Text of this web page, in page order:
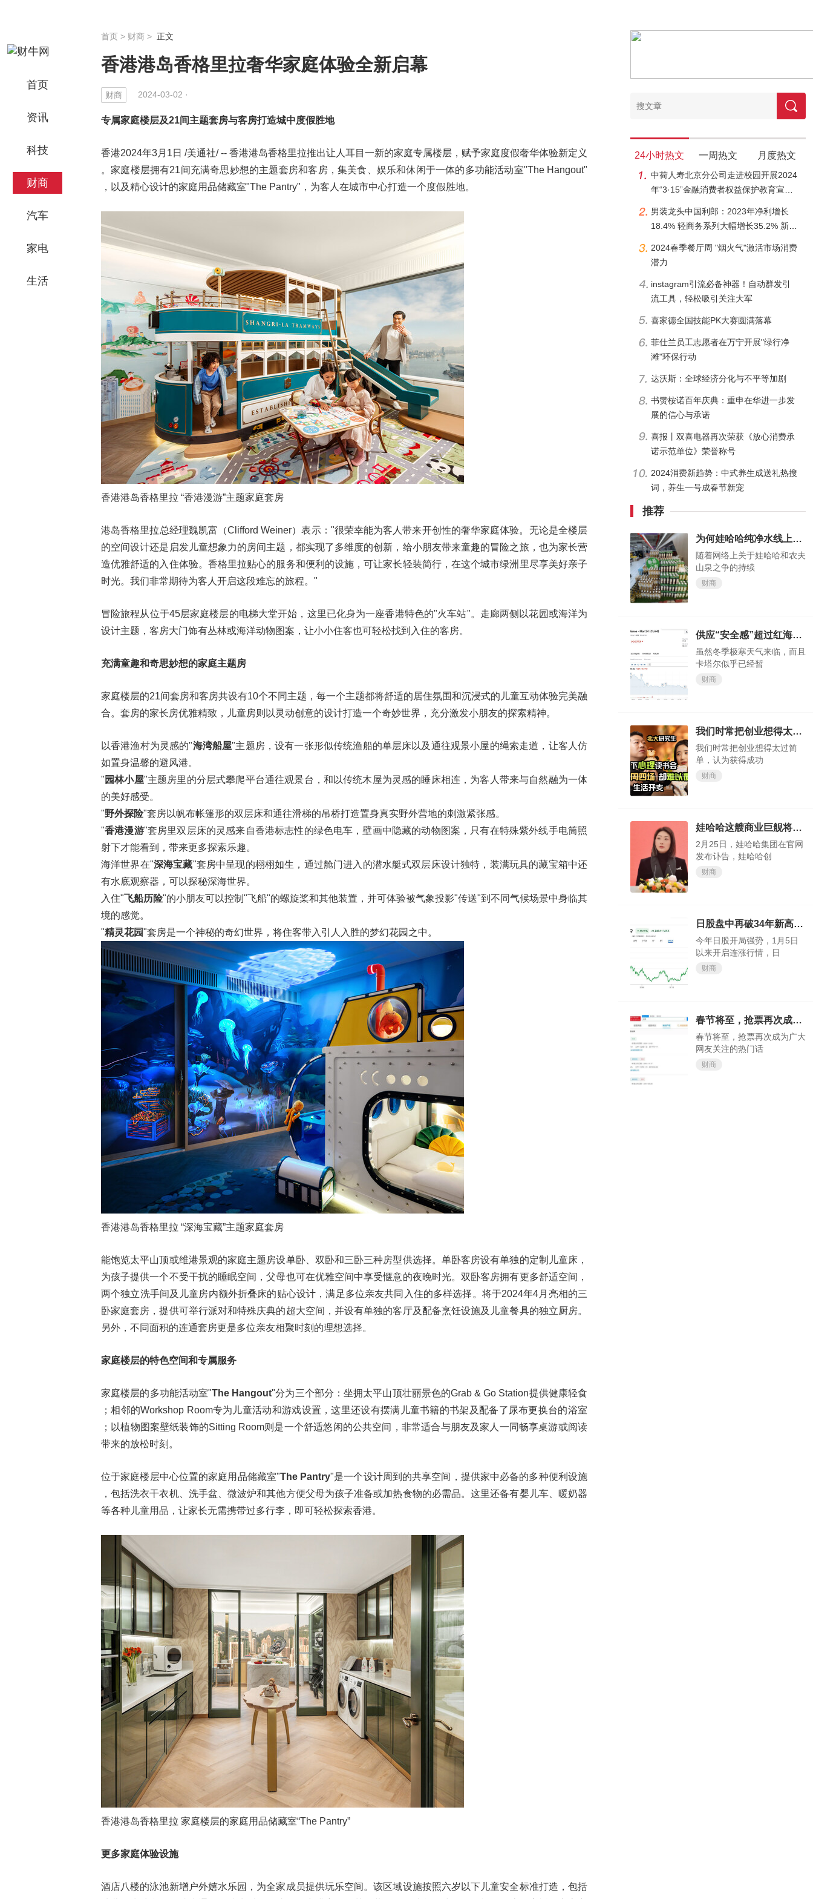
首页
资讯
科技
财商
汽车
家电
生活
首页 > 财商 > 正文
香港港岛香格里拉奢华家庭体验全新启幕
财商 2024-03-02 ·
专属家庭楼层及21间主题套房与客房打造城中度假胜地
香港2024年3月1日 /美通社/ -- 香港港岛香格里拉推出让人耳目一新的家庭专属楼层，赋予家庭度假奢华体验新定义
。家庭楼层拥有21间充满奇思妙想的主题套房和客房，集美食、娱乐和休闲于一体的多功能活动室"The Hangout"
，以及精心设计的家庭用品储藏室"The Pantry"，为客人在城市中心打造一个度假胜地。
香港港岛香格里拉 “香港漫游”主题家庭套房
港岛香格里拉总经理魏凯富（Clifford Weiner）表示："很荣幸能为客人带来开创性的奢华家庭体验。无论是全楼层
的空间设计还是启发儿童想象力的房间主题，都实现了多维度的创新，给小朋友带来童趣的冒险之旅，也为家长营
造优雅舒适的入住体验。香格里拉贴心的服务和便利的设施，可让家长轻装简行，在这个城市绿洲里尽享美好亲子
时光。我们非常期待为客人开启这段难忘的旅程。"
冒险旅程从位于45层家庭楼层的电梯大堂开始，这里已化身为一座香港特色的"火车站"。走廊两侧以花园或海洋为
设计主题，客房大门饰有丛林或海洋动物图案，让小小住客也可轻松找到入住的客房。
充满童趣和奇思妙想的家庭主题房
家庭楼层的21间套房和客房共设有10个不同主题，每一个主题都将舒适的居住氛围和沉浸式的儿童互动体验完美融
合。套房的家长房优雅精致，儿童房则以灵动创意的设计打造一个奇妙世界，充分激发小朋友的探索精神。
以香港渔村为灵感的"海湾船屋"主题房，设有一张形似传统渔船的单层床以及通往观景小屋的绳索走道，让客人仿
如置身温馨的避风港。
" 园林小屋"主题房里的分层式攀爬平台通往观景台，和以传统木屋为灵感的睡床相连，为客人带来与自然融为一体
的美好感受。
"野外探险"套房以帆布帐篷形的双层床和通往滑梯的吊桥打造置身真实野外营地的刺激紧张感。
"香港漫游"套房里双层床的灵感来自香港标志性的绿色电车，壁画中隐藏的动物图案，只有在特殊紫外线手电筒照
射下才能看到，带来更多探索乐趣。
海洋世界在"深海宝藏"套房中呈现的栩栩如生，通过舱门进入的潜水艇式双层床设计独特，装满玩具的藏宝箱中还
有水底观察器，可以探秘深海世界。
入住"飞船历险"的小朋友可以控制"飞船"的螺旋桨和其他装置，并可体验被气象投影"传送"到不同气候场景中身临其
境的感觉。
"精灵花园"套房是一个神秘的奇幻世界，将住客带入引人入胜的梦幻花园之中。
香港港岛香格里拉 “深海宝藏”主题家庭套房
能饱览太平山顶或维港景观的家庭主题房设单卧、双卧和三卧三种房型供选择。单卧客房设有单独的定制儿童床，
为孩子提供一个不受干扰的睡眠空间，父母也可在优雅空间中享受惬意的夜晚时光。双卧客房拥有更多舒适空间，
两个独立洗手间及儿童房内额外折叠床的贴心设计，满足多位亲友共同入住的多样选择。将于2024年4月亮相的三
卧家庭套房，提供可举行派对和特殊庆典的超大空间，并设有单独的客厅及配备烹饪设施及儿童餐具的独立厨房。
另外，不同面积的连通套房更是多位亲友相聚时刻的理想选择。
家庭楼层的特色空间和专属服务
家庭楼层的多功能活动室"The Hangout"分为三个部分：坐拥太平山顶壮丽景色的Grab & Go Station提供健康轻食
；相邻的Workshop Room专为儿童活动和游戏设置，这里还设有摆满儿童书籍的书架及配备了尿布更换台的浴室
；以植物图案壁纸装饰的Sitting Room则是一个舒适悠闲的公共空间，非常适合与朋友及家人一同畅享桌游或阅读
带来的放松时刻。
位于家庭楼层中心位置的家庭用品储藏室"The Pantry"是一个设计周到的共享空间，提供家中必备的多种便利设施
，包括洗衣干衣机、洗手盆、微波炉和其他方便父母为孩子准备或加热食物的必需品。这里还备有婴儿车、暖奶器
等各种儿童用品，让家长无需携带过多行李，即可轻松探索香港。
香港港岛香格里拉 家庭楼层的家庭用品储藏室“The Pantry”
更多家庭体验设施
酒店八楼的泳池新增户外嬉水乐园，为全家成员提供玩乐空间。该区域设施按照六岁以下儿童安全标准打造，包括
24小时热文 一周热文 月度热文
中荷人寿北京分公司走进校园开展2024
年“3·15”金融消费者权益保护教育宣传
男装龙头中国利郎：2023年净利增长
18.4% 轻商务系列大幅增长35.2% 新零
2024春季餐厅周 "烟火气"激活市场消费
潜力
instagram引流必备神器！自动群发引
流工具，轻松吸引关注大军
喜家德全国技能PK大赛圆满落幕
菲仕兰员工志愿者在万宁开展"绿行净
滩"环保行动
达沃斯：全球经济分化与不平等加剧
书赞桉诺百年庆典：重申在华进一步发
展的信心与承诺
喜报丨双喜电器再次荣获《放心消费承
诺示范单位》荣誉称号
2024消费新趋势：中式养生成送礼热搜
词，养生一号成春节新宠
推荐
为何娃哈哈纯净水线上会卖断货？
随着网络上关于娃哈哈和农夫
山泉之争的持续
财商
供应“安全感”超过红海“危机感”？欧洲天然气价格大跌
虽然冬季极寒天气来临，而且
卡塔尔似乎已经暂
财商
我们时常把创业想得太过简单，认为获得成功轻而易举
我们时常把创业想得太过简
单，认为获得成功
财商
娃哈哈这艘商业巨舰将驶向何方，我们试目以待
2月25日，娃哈哈集团在官网
发布讣告，娃哈哈创
财商
日股盘中再破34年新高，今年还涨得动吗？
今年日股开局强势，1月5日
以来开启连涨行情，日
财商
春节将至，抢票再次成为广大网友关注的热门话题
春节将至，抢票再次成为广大
网友关注的热门话
财商